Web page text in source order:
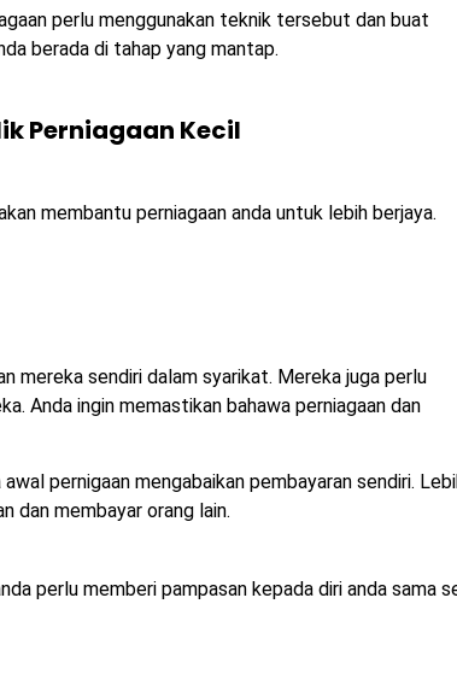
perlu menggunakan teknik tersebut dan buat
berada di tahap yang mantap.
Perniagaan Kecil
membantu perniagaan anda untuk lebih berjaya.
mereka sendiri dalam syarikat. Mereka juga perlu
Anda ingin memastikan bahawa perniagaan dan
pernigaan mengabaikan pembayaran sendiri.
dan membayar orang lain.
perlu memberi pampasan kepada diri anda sama